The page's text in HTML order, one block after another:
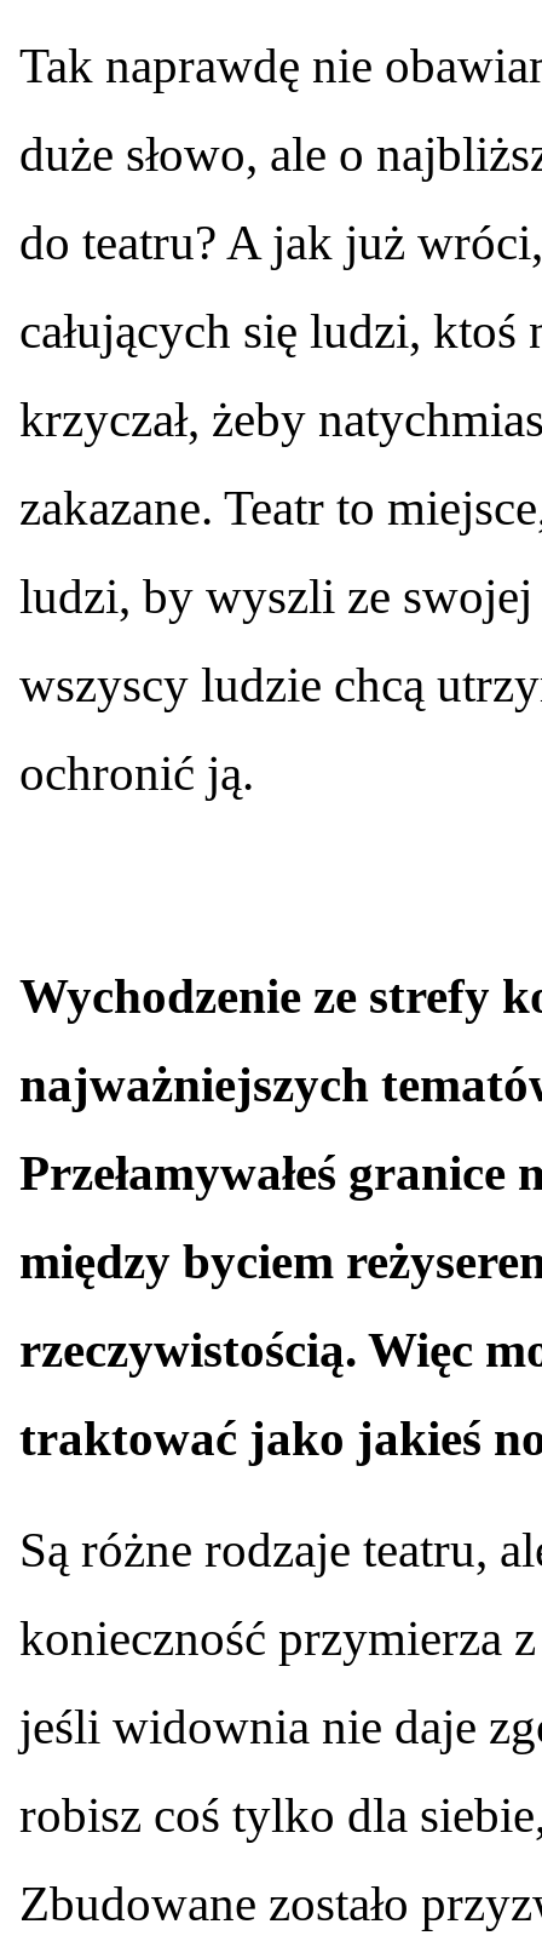
Tak naprawdę nie
duże słowo, ale o
do teatru? A jak już
całujących się ludzi,
krzyczał, żeby
zakazane. Teatr to
ludzi, by wyszli ze
wszyscy ludzie chcą
ochronić ją.
Wychodzenie ze strefy
najważniejszych
Przełamywałeś
między byciem
rzeczywistością. Więc
traktować jako jakieś
Są różne rodzaje teatru,
konieczność przymierza
jeśli widownia nie daje
robisz coś tylko dla
Zbudowane zostało